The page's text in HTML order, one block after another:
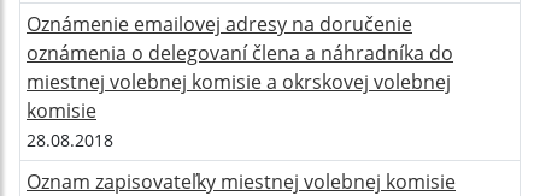
Oznámenie emailovej adresy na doručenie
oznámenia o delegovaní člena a náhradníka do
miestnej volebnej komisie a okrskovej volebnej
komisie
28.08.2018
Oznam zapisovateľky miestnej volebnej komisie